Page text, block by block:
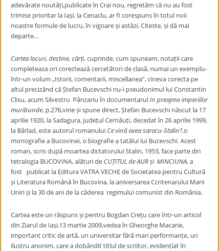
adevărate noutăți,publicate în Crai nou, regretăm că nu au fost
trimise prioritar la Iași, la Cenaclu, ar fi corespuns în totul noii
noastre formule de lucru, în vigoare și astăzi, Citeste, și dă mai
departe…
Cartea locuri, destine, cărți, cuprinde, cum spuneam, notații care
completeaza ori corectează cercetători de clasă, numai un exemplu-
într-un volum „Istorii, comentarii, miscellanea”, cineva corecta pe
altul precizând că Ștefan Bucevschi nu-i pseudonimul lui Constantin
Clisu, acum Silvestru Pânzariu în documentarulIn preajma imperiilor
muribunde, p.276,vine și spune direct, Ștefan Bucevschi născut la 17
aprilie 1920, la Sadagura, județul Cernăuți, decedat în 26 aprilie 1999,
la Bârlad, este autorul romanului Ce vină avea saracu-Stalin?,o
monografie a Bucovinei, o biografie a tatălui lui Bucevschi. Acest
roman, scris după moartea dictatorului Stalin, 1953, face parte din
tetralogia BUCOVINA, alături de CUȚITUL de AURșiMINCIUNA,a
fost publicat la Editura VATRA VECHE de Societatea pentru Cultură
și Literatura Română în Bucovina, la aniversarea Ccntenarului Marii
Uniri și la 30 de ani de la căderea regimului comunist din România.
Cartea este un răspuns și pentru Bogdan Crețu care într-un articol
din Ziarul de Iași,13 martie 2009,vedea în Gheorghe Macarie,
important critic de artă, un universitar fără mari performanțe, un
ilustru anonim, care a dobândit titlul de scriitor, evidențíat în